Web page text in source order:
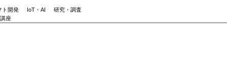
ト開発 IoT・AI
研究・調査
座